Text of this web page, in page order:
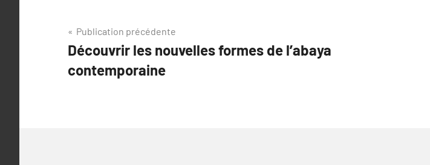
Navigation
de
l’article
Publication précédente
Découvrir les nouvelles formes de l’abaya
contemporaine